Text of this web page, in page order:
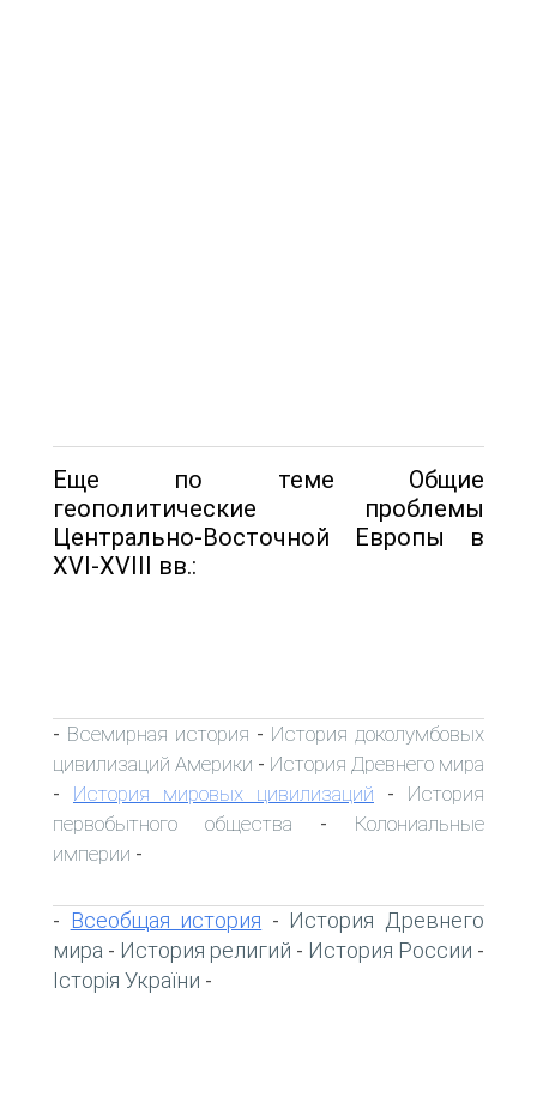
Еще по теме Общие
геополитические проблемы
Центрально-Восточной Европы в
XVI-XVIII вв.:
- Всемирная история - История доколумбовых
цивилизаций Америки - История Древнего мира
- История мировых цивилизаций - История
первобытного общества - Колониальные
империи -
- Всеобщая история - История Древнего
мира - История религий - История России -
Історія України -